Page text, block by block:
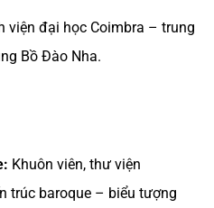
viện đại học Coimbra – trung
Bồ Đào Nha.
Khuôn viên, thư viện
trúc baroque – biểu tượng